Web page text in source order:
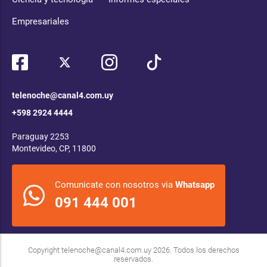
Empresariales
telenoche@canal4.com.uy
+598 2924 4444
Paraguay 2253
Montevideo, CP, 11800
Comunicate con nosotros via Whatsapp
091 444 001
Copyright telenoche@canal4.com.uy2026. Todos los derechos
reservados.